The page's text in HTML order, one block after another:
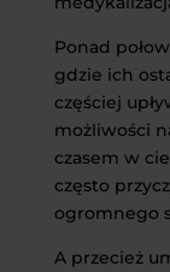
Ponad
gdzie ich
częściej
możliwości
czasem w
często
ogromnego
A przecież